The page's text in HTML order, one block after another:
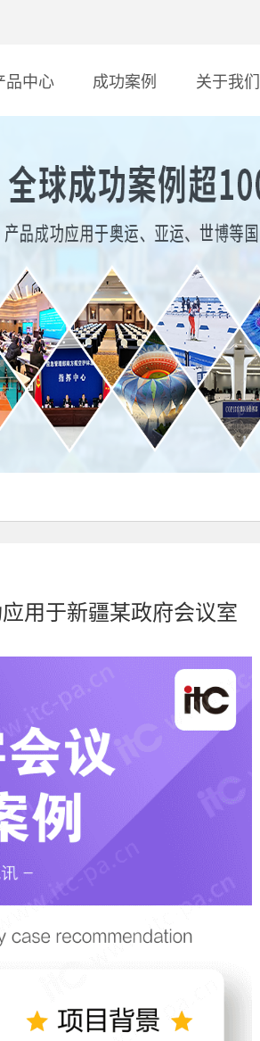
品中心 成功案例 关于我们
用于新疆某政府会议室